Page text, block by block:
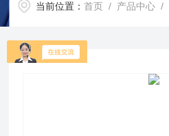
当前位置：首页 / 产品中心 /